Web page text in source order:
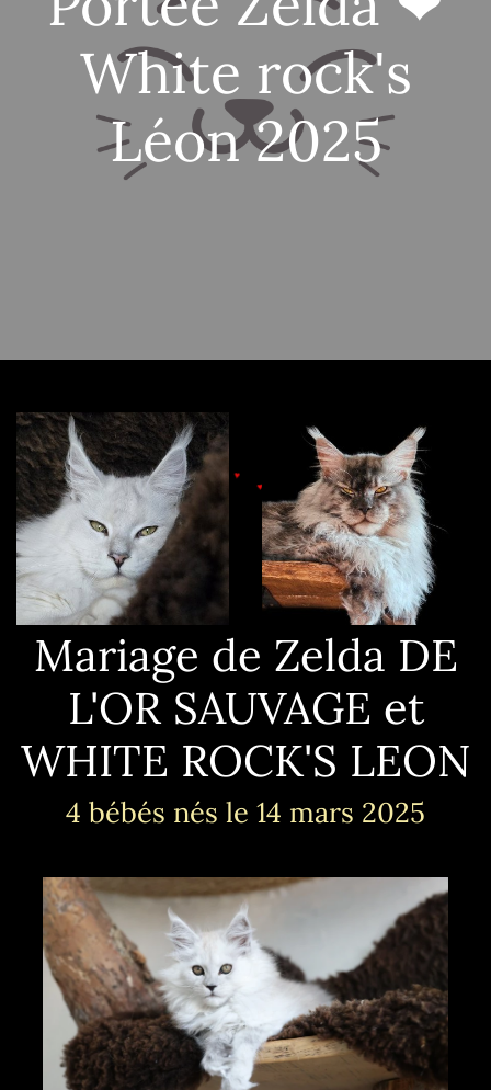
White rock's
Léon 2025
♥
♥
♥
♥
♥
Mariage de Zelda DE
L'OR SAUVAGE et
WHITE ROCK'S LEON
4 bébés nés le 14 mars 2025